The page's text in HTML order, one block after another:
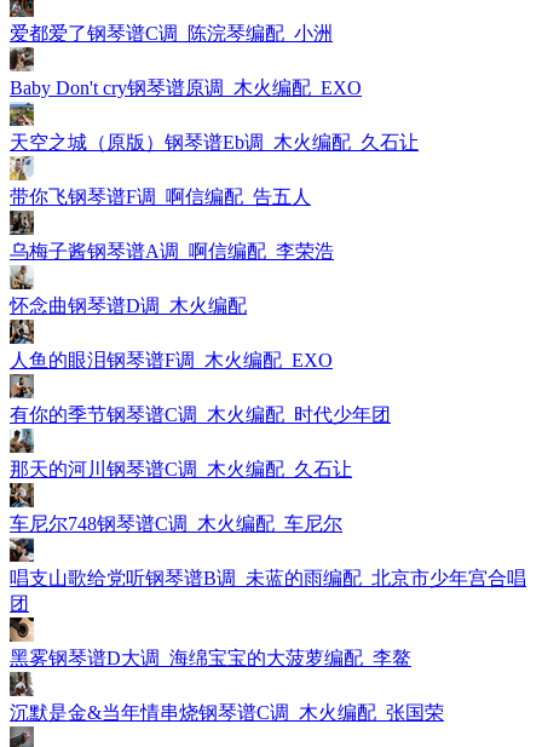
爱都爱了钢琴谱C调_陈浣琴编配_小洲
Baby Don't cry钢琴谱原调_木火编配_EXO
天空之城（原版）钢琴谱Eb调_木火编配_久石让
带你飞钢琴谱F调_啊信编配_告五人
乌梅子酱钢琴谱A调_啊信编配_李荣浩
怀念曲钢琴谱D调_木火编配
人鱼的眼泪钢琴谱F调_木火编配_EXO
有你的季节钢琴谱C调_木火编配_时代少年团
那天的河川钢琴谱C调_木火编配_久石让
车尼尔748钢琴谱C调_木火编配_车尼尔
唱支山歌给党听钢琴谱B调_未蓝的雨编配_北京市少年宫合唱
团
黑雾钢琴谱D大调_海绵宝宝的大菠萝编配_李鳌
沉默是金&当年情串烧钢琴谱C调_木火编配_张国荣